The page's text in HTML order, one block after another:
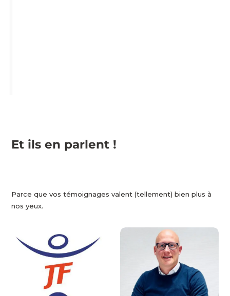
Et ils en parlent !
Parce que vos témoignages valent (tellement) bien plus à
nos yeux.